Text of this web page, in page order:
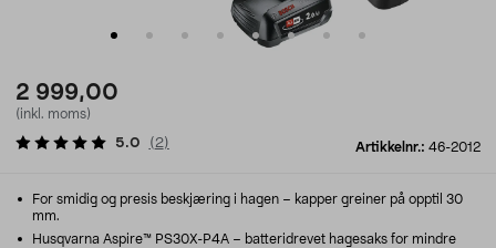
2 999,00
(inkl. moms)
Artikkelnr.: 46-2012
5.0 ( 2)
For smidig og presis beskjæring i hagen – kapper greiner på opptil 30
mm.
Husqvarna Aspire™ PS30X-P4A – batteridrevet hagesaks for mindre